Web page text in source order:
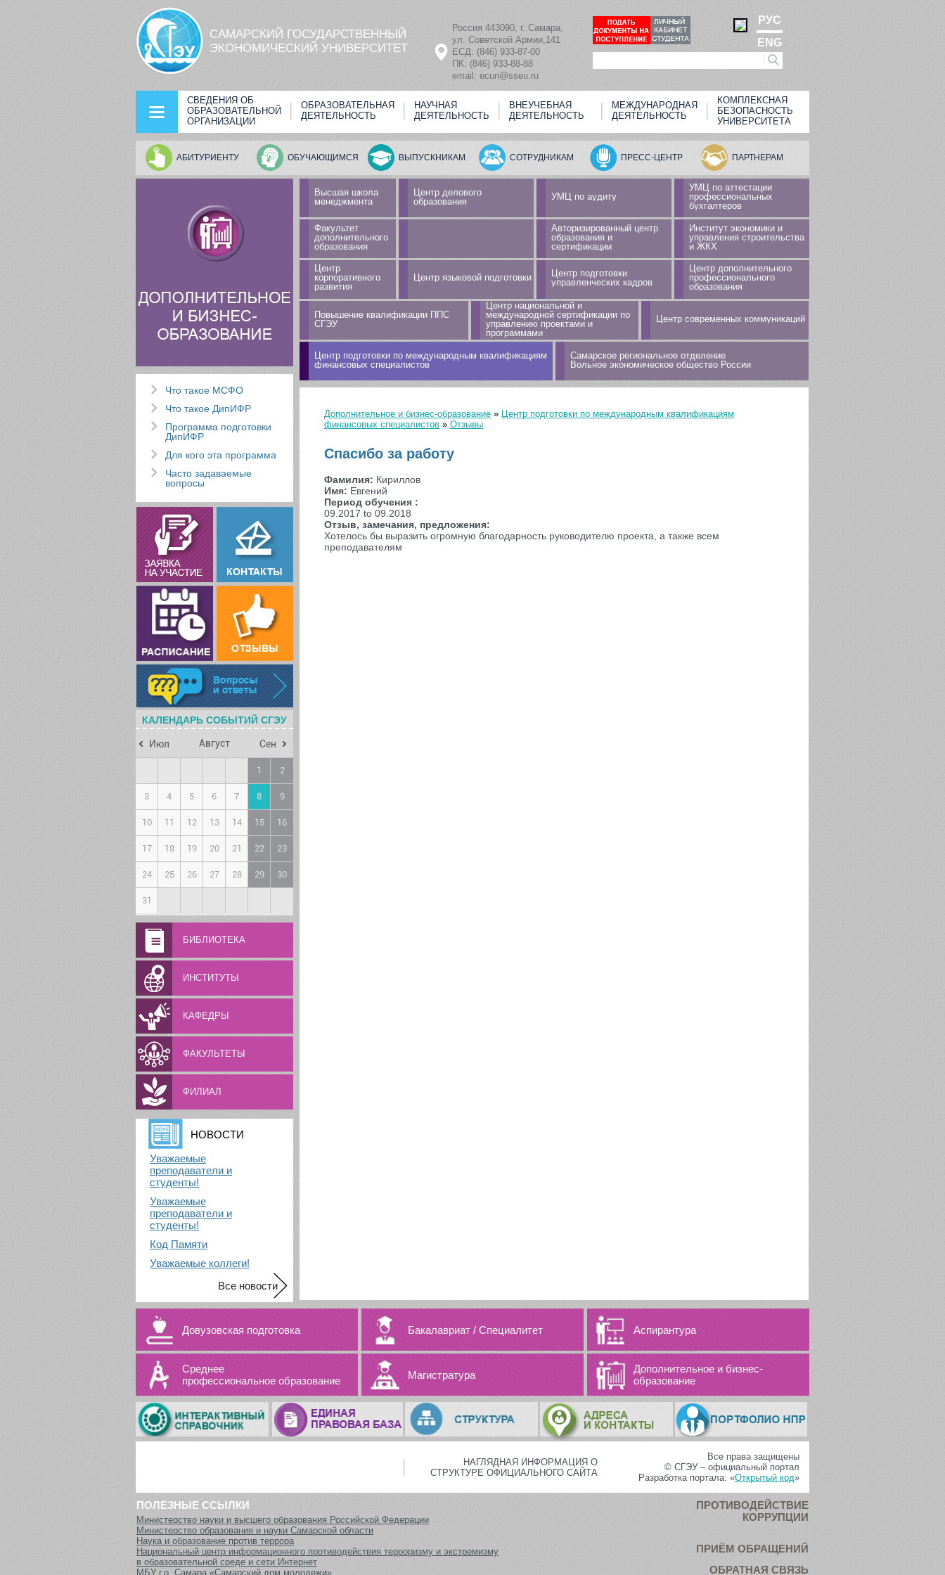
САМАРСКИЙ ГОСУДАРСТВЕННЫЙ
ЭКОНОМИЧЕСКИЙ УНИВЕРСИТЕТ
Россия 443090, г. Самара,
ул. Советской Армии,141
ЕСД: (846) 933-87-00
ПК: (846) 933-88-88
email: ecun@sseu.ru
РУС
ENG
СВЕДЕНИЯ ОБ
ОБРАЗОВАТЕЛЬНОЙ
ОРГАНИЗАЦИИ
ОБРАЗОВАТЕЛЬНАЯ
ДЕЯТЕЛЬНОСТЬ
НАУЧНАЯ
ДЕЯТЕЛЬНОСТЬ
ВНЕУЧЕБНАЯ
ДЕЯТЕЛЬНОСТЬ
МЕЖДУНАРОДНАЯ
ДЕЯТЕЛЬНОСТЬ
КОМПЛЕКСНАЯ
БЕЗОПАСНОСТЬ
УНИВЕРСИТЕТА
ПАРТНЕРАМ
ПРЕСС-ЦЕНТР
СОТРУДНИКАМ
ВЫПУСКНИКАМ
ОБУЧАЮЩИМСЯ
АБИТУРИЕНТУ
Что такое МСФО
Что такое ДипИФР
Программа подготовки
ДипИФР
Для кого эта программа
Часто задаваемые
вопросы
КАЛЕНДАРЬ СОБЫТИЙ СГЭУ
Июл Август Сен
1 2
3 4 5 6 7 8 9
10 11 12 13 14 15 16
17 18 19 20 21 22 23
24 25 26 27 28 29 30
31
БИБЛИОТЕКА
ИНСТИТУТЫ
КАФЕДРЫ
ФАКУЛЬТЕТЫ
ФИЛИАЛ
НОВОСТИ
Уважаемые
преподаватели и
студенты!
Уважаемые
преподаватели и
студенты!
Код Памяти
Уважаемые коллеги!
Все новости
Высшая школа
менеджмента
Центр делового
образования
УМЦ по аудиту
УМЦ по аттестации
профессиональных
бухгалтеров
Факультет
дополнительного
образования
Авторизированный центр
образования и
сертификации
Институт экономики и
управления строительства
и ЖКХ
Центр
корпоративного
развития
Центр языковой подготовки
Центр подготовки
управленческих кадров
Центр дополнительного
профессионального
образования
Повышение квалификации ППС
СГЭУ
Центр национальной и
международной сертификации по
управлению проектами и
программами
Центр современных коммуникаций
Центр подготовки по международным квалификациям
финансовых специалистов
Самарское региональное отделение
Вольное экономическое общество России
Вы здесь
Дополнительное и бизнес-образование » Центр подготовки по международным квалификациям
финансовых специалистов » Отзывы
Спасибо за работу
Фамилия: Кириллов
Имя: Евгений
Период обучения :
09.2017 to 09.2018
Отзыв, замечания, предложения:
Хотелось бы выразить огромную благодарность руководителю проекта, а также всем
преподавателям
Довузовская подготовка Бакалавриат/ Специалитет Аспирантура
Среднее
профессиональное образование
Магистратура
Дополнительное и бизнес-
образование
НАГЛЯДНАЯ ИНФОРМАЦИЯ О
СТРУКТУРЕ ОФИЦИАЛЬНОГО САЙТА
Все права защищены
© СГЭУ – официальный портал
Разработка портала: «Открытый код»
ПРОТИВОДЕЙСТВИЕ
КОРРУПЦИИ
ПРИЁМ ОБРАЩЕНИЙ
ОБРАТНАЯ СВЯЗЬ
ПОЛЕЗНЫЕ ССЫЛКИ
Министерство науки и высшего образования Российской Федерации
Министерство образования и науки Самарской области
Наука и образование против террора
Национальный центр информационного противодействия терроризму и экстремизму
в образовательной среде и сети Интернет
МБУ г.о. Самара «Самарский дом молодежи»